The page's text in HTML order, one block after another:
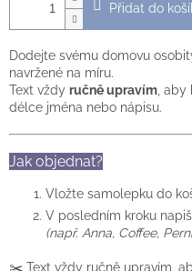
Přidat do
Dodejte svému domovu
navržené na míru.
Text vždy ručně upravím, aby
délce jména nebo nápisu.
Jak objednat?
Vložte samolepku do
V posledním kroku
(např. Anna, Coffee,
✂️ Text vždy ručně upravím,